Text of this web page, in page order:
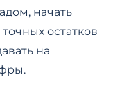
начать
остатков
на